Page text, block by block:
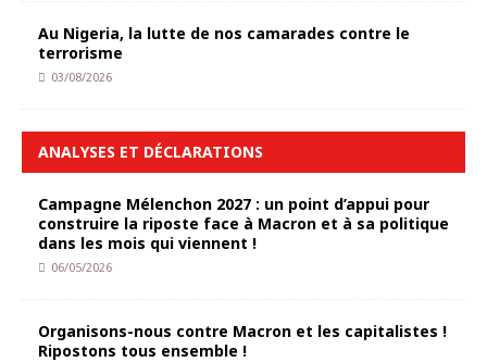
Au Nigeria, la lutte de nos camarades contre le
terrorisme
03/08/2026
ANALYSES ET DÉCLARATIONS
Campagne Mélenchon 2027 : un point d’appui pour
construire la riposte face à Macron et à sa politique
dans les mois qui viennent !
06/05/2026
Organisons-nous contre Macron et les capitalistes !
Ripostons tous ensemble !